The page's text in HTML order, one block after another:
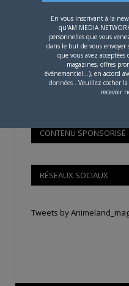
Si votre ville n'est pas
CONTENU SPONSORISÉ
RÉSEAUX SOCIAUX
Tweets by
En vous inscrivant à la
qu'AM MEDIA
personnelles que vous
dans le but de vous envoyer
que vous avez
magazines, offres
événementiel...), en accord
données . Veuillez cocher
recevoir